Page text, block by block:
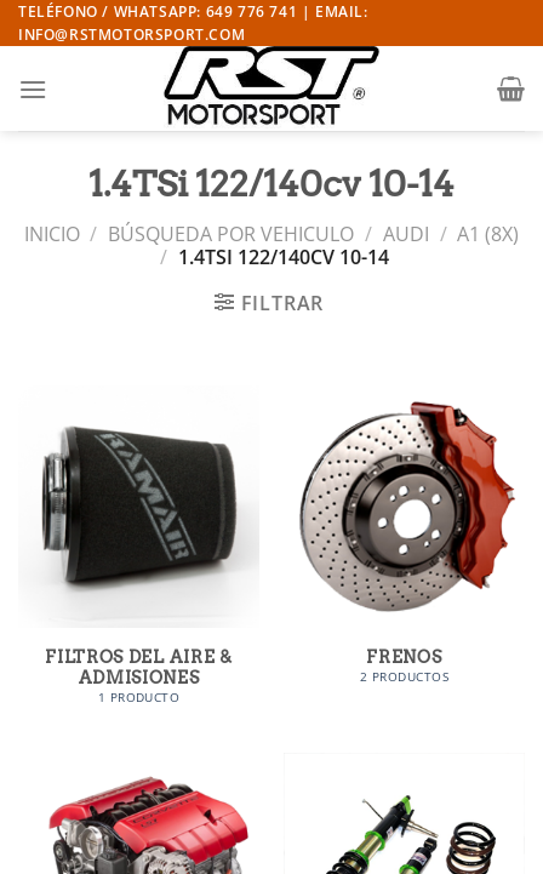
Saltar
al
TELÉFONO / WHATSAPP: 649 776 741 | EMAIL:
INFO@RSTMOTORSPORT.COM
1.4TSi 122/140cv 10-14
INICIO / BÚSQUEDA POR VEHICULO / AUDI / A1 (8X)
/ 1.4TSI 122/140CV 10-14
FILTRAR
FILTROS DEL AIRE &
ADMISIONES
1 PRODUCTO
FRENOS
2 PRODUCTOS